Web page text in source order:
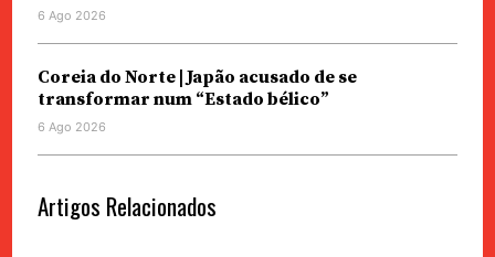
6 Ago 2026
Coreia do Norte | Japão acusado de se
transformar num “Estado bélico”
6 Ago 2026
Artigos Relacionados